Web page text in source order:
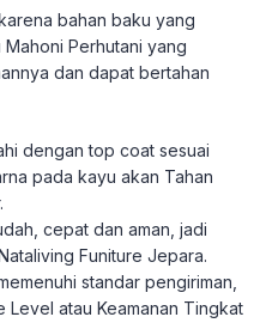
bahan baku yang
Perhutani yang
dan dapat bertahan
dengan top coat sesuai
pada kayu akan Tahan
cepat dan aman, jadi
Funiture Jepara.
standar pengiriman,
Level atau Keamanan Tingkat